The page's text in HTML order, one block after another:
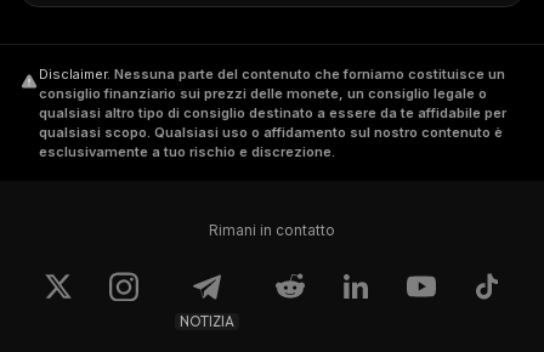
Disclaimer. Nessuna parte del contenuto che forniamo costituisce un
consiglio finanziario sui prezzi delle monete, un consiglio legale o
qualsiasi altro tipo di consiglio destinato a essere da te affidabile per
qualsiasi scopo. Qualsiasi uso o affidamento sul nostro contenuto è
esclusivamente a tuo rischio e discrezione.
Rimani in contatto
NOTIZIA